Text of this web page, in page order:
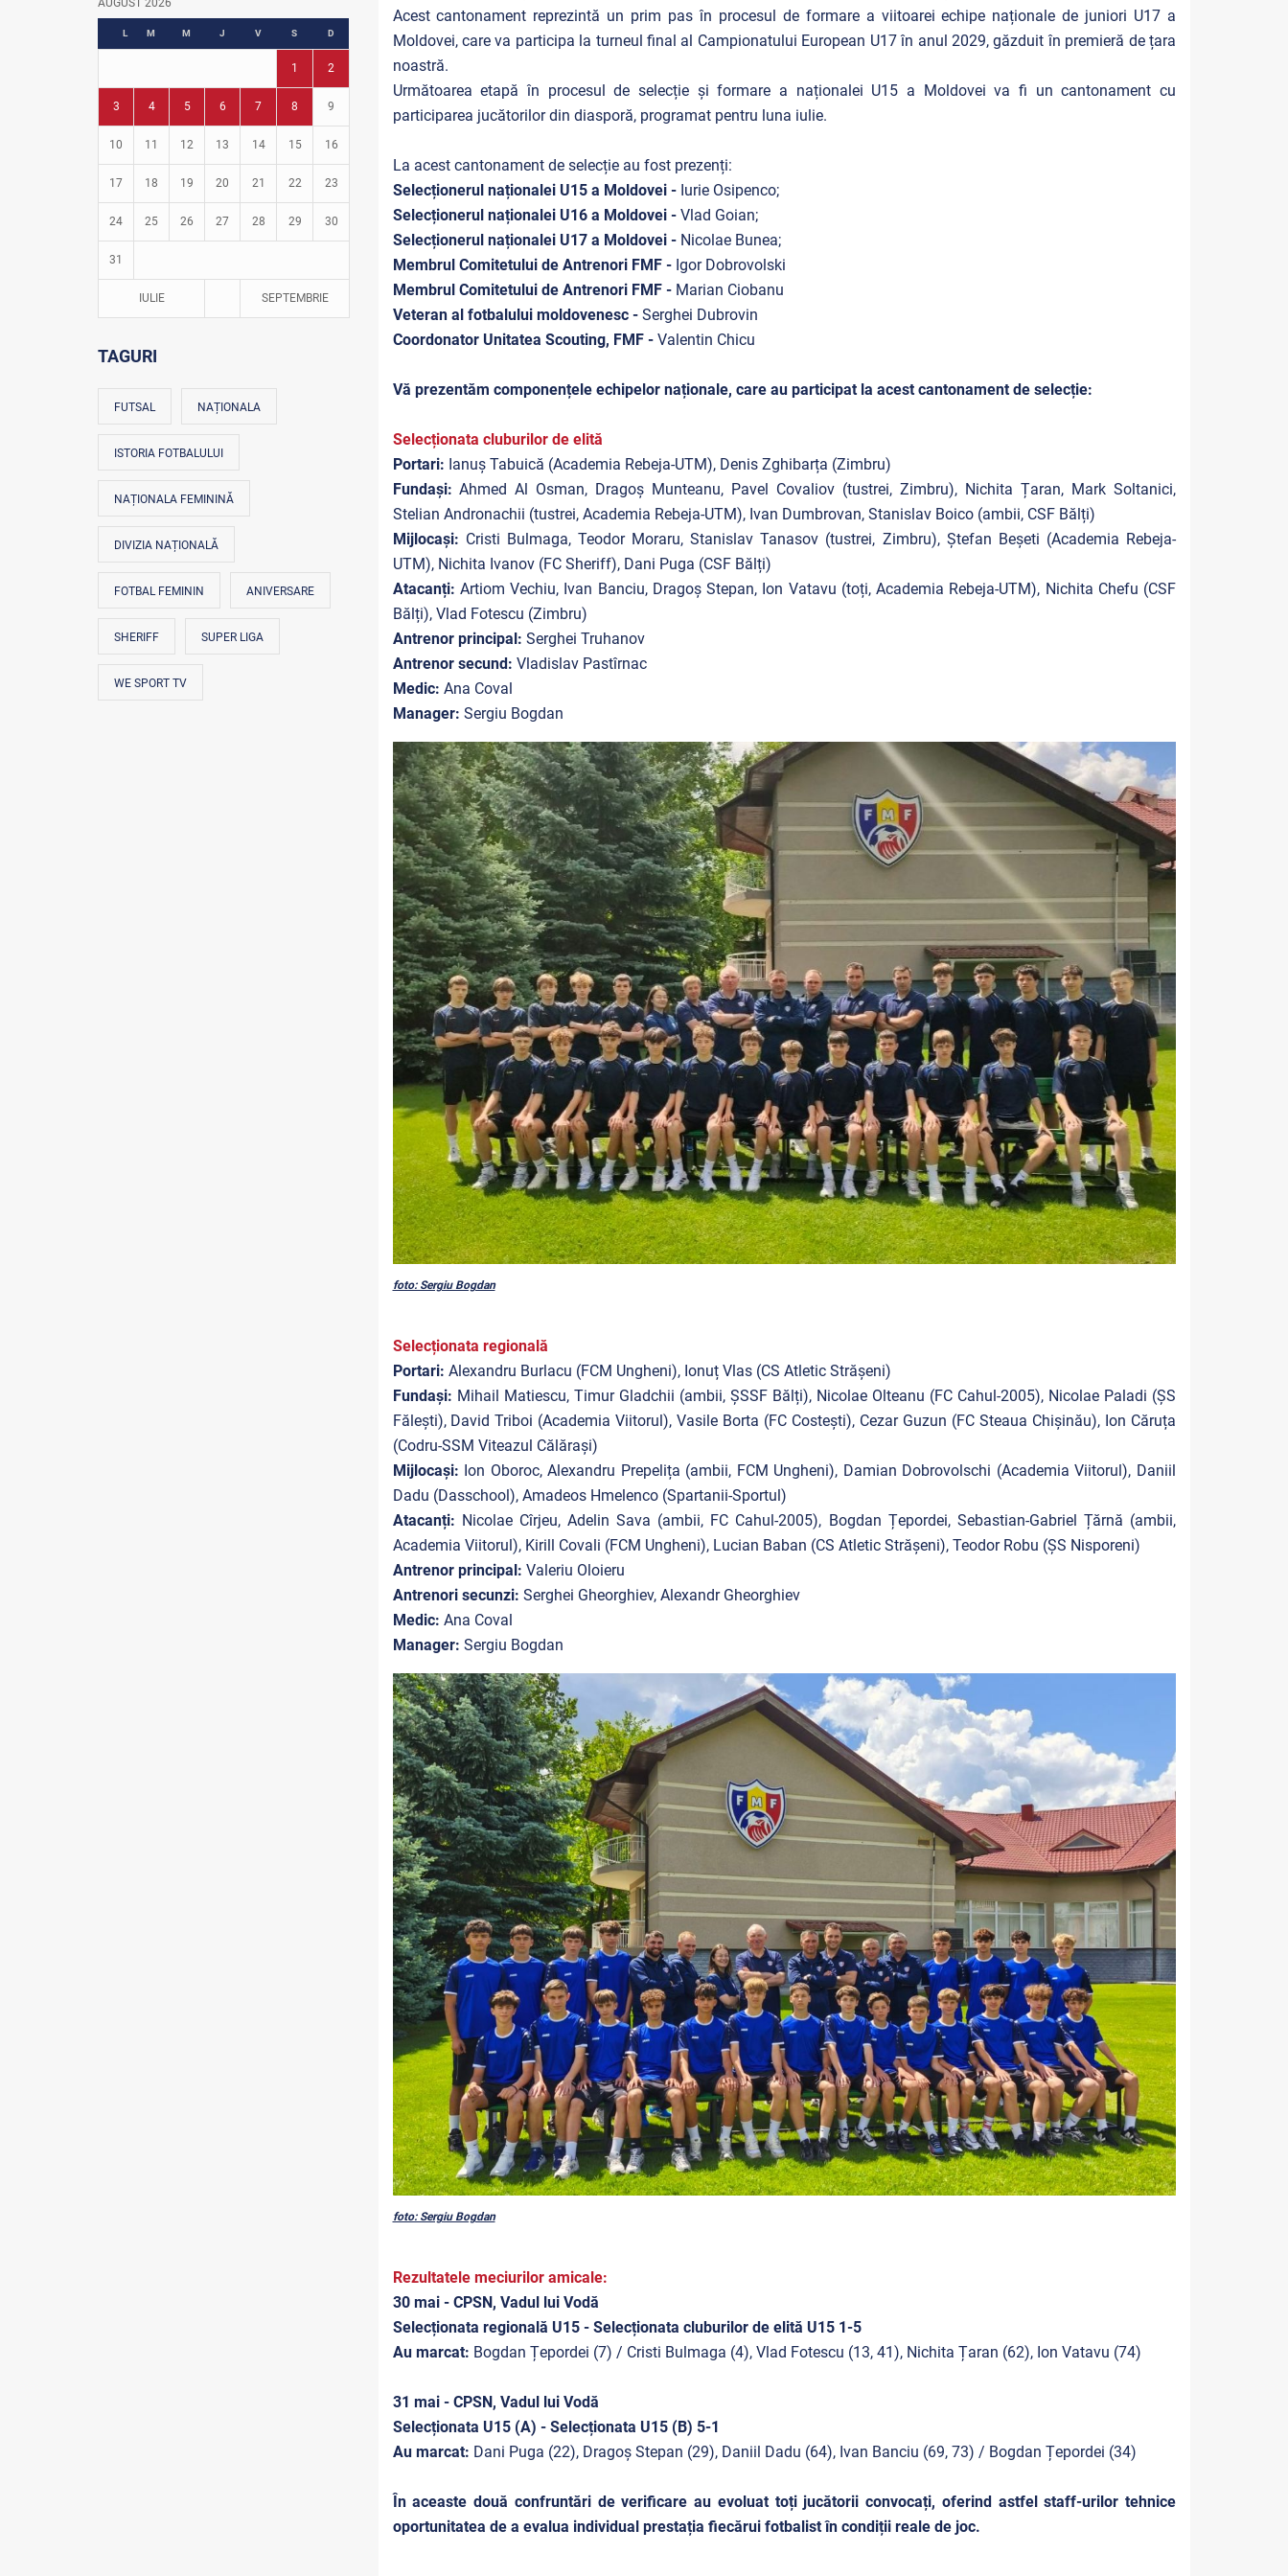
Fotbal în grădinițe
AUGUST 2026
L M M J V S D
1 2
3 4 5 6 7 8 9
10 11 12 13 14 15 16
17 18 19 20 21 22 23
24 25 26 27 28 29 30
31
IULIE SEPTEMBRIE
TAGURI
FUTSAL NAȚIONALA
ISTORIA FOTBALULUI
NAȚIONALA FEMININĂ
DIVIZIA NAȚIONALĂ
FOTBAL FEMININ ANIVERSARE
SHERIFF SUPER LIGA
WE SPORT TV
Acest cantonament reprezintă un prim pas în procesul de formare a viitoarei echipe naționale de juniori U17 a
Moldovei, care va participa la turneul final al Campionatului European U17 în anul 2029, găzduit în premieră de țara
noastră.
Următoarea etapă în procesul de selecție și formare a naționalei U15 a Moldovei va fi un cantonament cu
participarea jucătorilor din diasporă, programat pentru luna iulie.
La acest cantonament de selecție au fost prezenți:
Selecționerul naționalei U15 a Moldovei - Iurie Osipenco;
Selecționerul naționalei U16 a Moldovei - Vlad Goian;
Selecționerul naționalei U17 a Moldovei - Nicolae Bunea;
Membrul Comitetului de Antrenori FMF - Igor Dobrovolski
Membrul Comitetului de Antrenori FMF - Marian Ciobanu
Veteran al fotbalului moldovenesc - Serghei Dubrovin
Coordonator Unitatea Scouting, FMF - Valentin Chicu
Vă prezentăm componențele echipelor naționale, care au participat la acest cantonament de selecție:
Selecționata cluburilor de elită
Portari: Ianuș Tabuică (Academia Rebeja-UTM), Denis Zghibarța (Zimbru)
Fundași: Ahmed Al Osman, Dragoș Munteanu, Pavel Covaliov (tustrei, Zimbru), Nichita Țaran, Mark Soltanici,
Stelian Andronachii (tustrei, Academia Rebeja-UTM), Ivan Dumbrovan, Stanislav Boico (ambii, CSF Bălți)
Mijlocași: Cristi Bulmaga, Teodor Moraru, Stanislav Tanasov (tustrei, Zimbru), Ștefan Beșeti (Academia Rebeja-
UTM), Nichita Ivanov (FC Sheriff), Dani Puga (CSF Bălți)
Atacanți: Artiom Vechiu, Ivan Banciu, Dragoș Stepan, Ion Vatavu (toți, Academia Rebeja-UTM), Nichita Chefu (CSF
Bălți), Vlad Fotescu (Zimbru)
Antrenor principal: Serghei Truhanov
Antrenor secund: Vladislav Pastîrnac
Medic: Ana Coval
Manager: Sergiu Bogdan
foto: Sergiu Bogdan
Selecționata regională
Portari: Alexandru Burlacu (FCM Ungheni), Ionuț Vlas (CS Atletic Strășeni)
Fundași: Mihail Matiescu, Timur Gladchii (ambii, ȘSSF Bălți), Nicolae Olteanu (FC Cahul-2005), Nicolae Paladi (ȘS
Fălești), David Triboi (Academia Viitorul), Vasile Borta (FC Costești), Cezar Guzun (FC Steaua Chișinău), Ion Căruța
(Codru-SSM Viteazul Călărași)
Mijlocași: Ion Oboroc, Alexandru Prepelița (ambii, FCM Ungheni), Damian Dobrovolschi (Academia Viitorul), Daniil
Dadu (Dasschool), Amadeos Hmelenco (Spartanii-Sportul)
Atacanți: Nicolae Cîrjeu, Adelin Sava (ambii, FC Cahul-2005), Bogdan Țepordei, Sebastian-Gabriel Țărnă (ambii,
Academia Viitorul), Kirill Covali (FCM Ungheni), Lucian Baban (CS Atletic Strășeni), Teodor Robu (ȘS Nisporeni)
Antrenor principal: Valeriu Oloieru
Antrenori secunzi: Serghei Gheorghiev, Alexandr Gheorghiev
Medic: Ana Coval
Manager: Sergiu Bogdan
foto: Sergiu Bogdan
Rezultatele meciurilor amicale:
30 mai - CPSN, Vadul lui Vodă
Selecționata regională U15 - Selecționata cluburilor de elită U15 1-5
Au marcat: Bogdan Țepordei (7) / Cristi Bulmaga (4), Vlad Fotescu (13, 41), Nichita Țaran (62), Ion Vatavu (74)
31 mai - CPSN, Vadul lui Vodă
Selecționata U15 (A) - Selecționata U15 (B) 5-1
Au marcat: Dani Puga (22), Dragoș Stepan (29), Daniil Dadu (64), Ivan Banciu (69, 73) / Bogdan Țepordei (34)
În aceaste două confruntări de verificare au evoluat toți jucătorii convocați, oferind astfel staff-urilor tehnice
oportunitatea de a evalua individual prestația fiecărui fotbalist în condiții reale de joc.